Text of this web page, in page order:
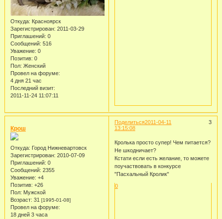
Откуда: Красноярск
Зарегистрирован: 2011-03-29
Приглашений: 0
Сообщений: 516
Уважение: 0
Позитив: 0
Пол: Женский
Провел на форуме:
4 дня 21 час
Последний визит:
2011-11-24 11:07:11
Поделиться 3
2011-04-11
13:15:08
Крош
Откуда: Город Нижневартовск
Зарегистрирован: 2010-07-09
Приглашений: 0
Сообщений: 2355
Уважение: +4
Позитив: +26
Пол: Мужской
Возраст: 31 [1995-01-08]
Провел на форуме:
18 дней 3 часа
Кролька просто супер! Чем питается?
Не шкодничает?
Кстати если есть желание, то можете
поучаствовать в конкурсе
"Пасхальный Кролик"
0